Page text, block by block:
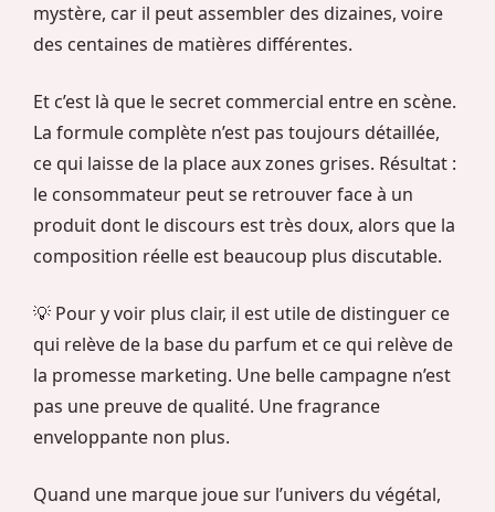
mystère, car il peut assembler des dizaines, voire
des centaines de matières différentes.
Et c’est là que le secret commercial entre en scène.
La formule complète n’est pas toujours détaillée,
ce qui laisse de la place aux zones grises. Résultat :
le consommateur peut se retrouver face à un
produit dont le discours est très doux, alors que la
composition réelle est beaucoup plus discutable.
💡 Pour y voir plus clair, il est utile de distinguer ce
qui relève de la base du parfum et ce qui relève de
la promesse marketing. Une belle campagne n’est
pas une preuve de qualité. Une fragrance
enveloppante non plus.
Quand une marque joue sur l’univers du végétal,